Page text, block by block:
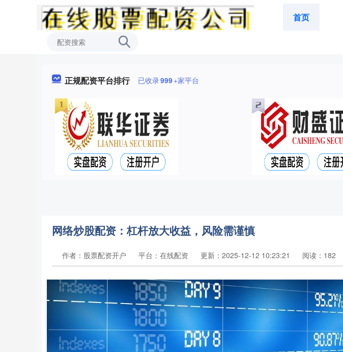
首页
正规配资平台排行 已收录999+家平台
网络炒股配资：杠杆放大收益，风险需谨慎
作者：股票配资开户 平台：在线配资 更新：2025-12-12 10:23:21 阅读：182